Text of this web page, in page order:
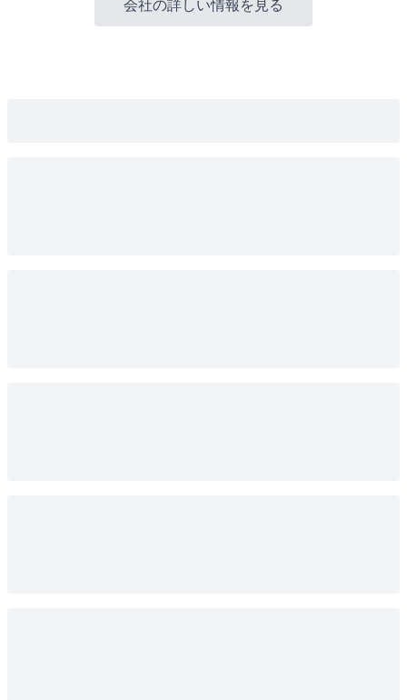
会社の詳しい情報を見る